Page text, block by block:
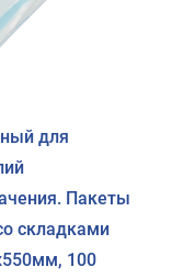
для
Пакеты
складками
100